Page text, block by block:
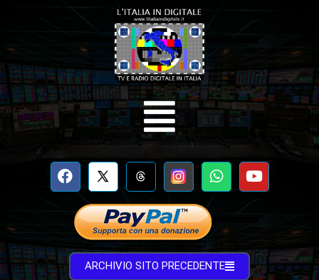
ARCHIVIO SITO PRECEDENTE